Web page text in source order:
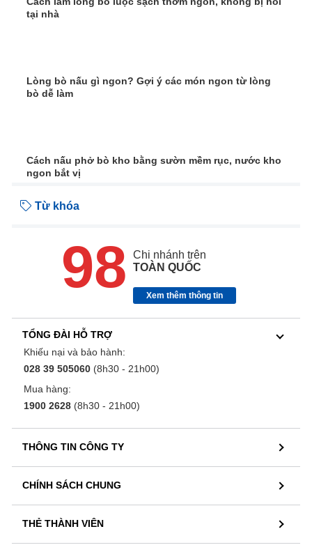
tại nhà
Lòng bò nấu gì ngon? Gợi ý các món ngon từ lòng
bò dễ làm
Cách nấu phở bò kho bằng sườn mềm rục, nước kho
ngon bắt vị
Từ khóa
98
Chi nhánh trên
TOÀN QUỐC
Xem thêm thông tin
TỔNG ĐÀI HỖ TRỢ
Khiếu nại và bảo hành:
028 39 505060 (8h30 - 21h00)
Mua hàng:
1900 2628 (8h30 - 21h00)
THÔNG TIN CÔNG TY
CHÍNH SÁCH CHUNG
THẺ THÀNH VIÊN